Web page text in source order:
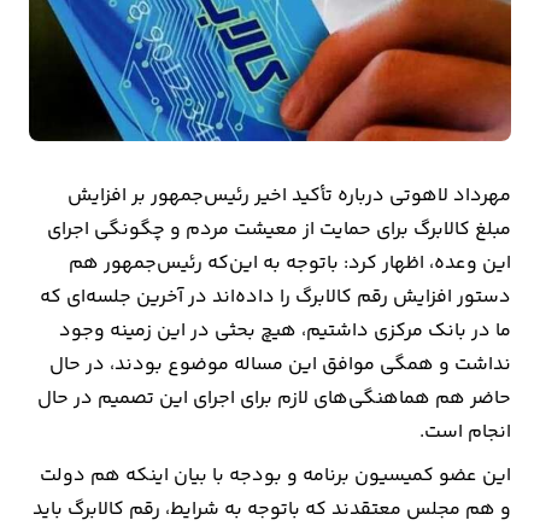
تجارت
کشاورزی
راه
و
مسکن
اقتصاد
ایران
ارتباطات
خودرو
عمومی
مهرداد لاهوتی درباره تأکید اخیر رئیس‌جمهور بر افزایش
مبلغ کالابرگ برای حمایت از معیشت مردم و چگونگی اجرای
این وعده، اظهار کرد: باتوجه به این‌که رئیس‌جمهور هم
دستور افزایش رقم کالابرگ را داده‌اند در آخرین جلسه‌ای که
ما در بانک مرکزی داشتیم، هیچ بحثی در این زمینه وجود
نداشت و همگی موافق این مساله موضوع بودند، در حال
حاضر هم هماهنگی‌های لازم برای اجرای این تصمیم در حال
انجام است.
این عضو کمیسیون برنامه و بودجه با بیان اینکه هم دولت
و هم مجلس معتقدند که باتوجه به شرایط، رقم کالابرگ باید